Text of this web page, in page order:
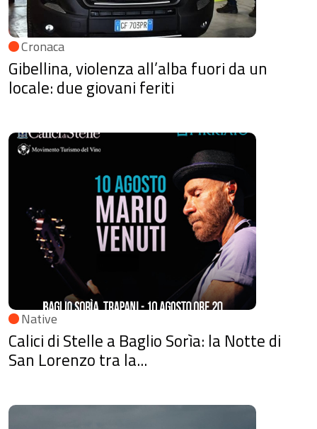
Cronaca
Gibellina, violenza all’alba fuori da un
locale: due giovani feriti
Native
Calici di Stelle a Baglio Sorìa: la Notte di
San Lorenzo tra la...